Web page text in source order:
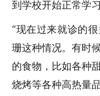
到学校开始正常学习
“现在过来就诊的
珊这种情况。有时
的食物，比如各种
烧烤等各种高热量